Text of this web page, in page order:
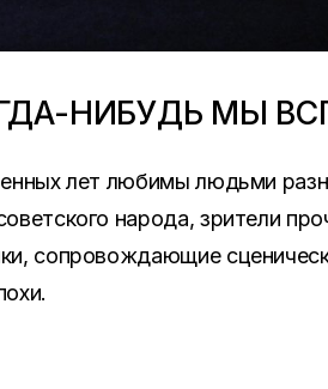
НИБУДЬ МЫ
лет любимы людьми
народа, зрители
сопровождающие